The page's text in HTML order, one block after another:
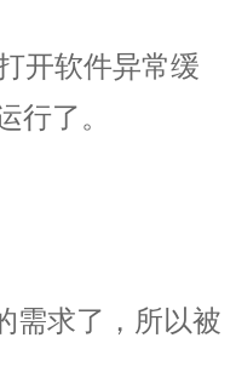
开软件异常缓
行了。
需求了，所以被